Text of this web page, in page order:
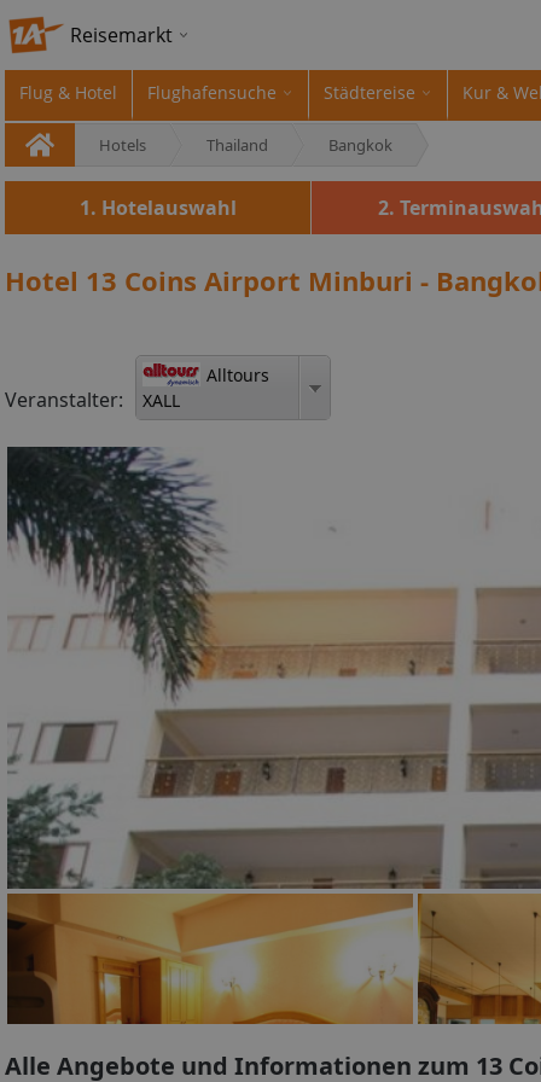
Reisemarkt
Flug & Hotel Flughafensuche Städtereise Kur &
Hotels Thailand Bangkok
1. Hotelauswahl 2.
Hotel 13 Coins Airport Minburi -
Veranstalter:
Alltours
XALL
Alle Angebote und Informationen zum 13